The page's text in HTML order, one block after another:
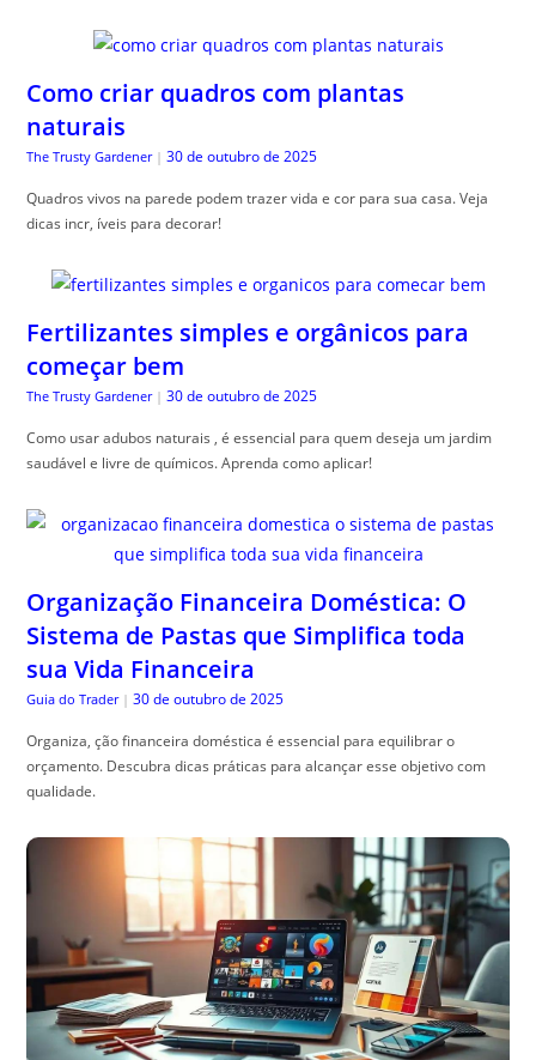
Como criar quadros com plantas
naturais
The Trusty Gardener | 30 de outubro de 2025
Quadros vivos na parede podem trazer vida e cor para sua casa. Veja
dicas incr, íveis para decorar!
Fertilizantes simples e orgânicos para
começar bem
The Trusty Gardener | 30 de outubro de 2025
Como usar adubos naturais , é essencial para quem deseja um jardim
saudável e livre de químicos. Aprenda como aplicar!
Organização Financeira Doméstica: O
Sistema de Pastas que Simplifica toda
sua Vida Financeira
Guia do Trader | 30 de outubro de 2025
Organiza, ção financeira doméstica é essencial para equilibrar o
orçamento. Descubra dicas práticas para alcançar esse objetivo com
qualidade.